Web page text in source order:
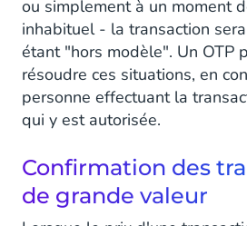
ou simplement à un moment
inhabituel - la transaction
étant "hors modèle". Un OTP
résoudre ces situations, en
personne effectuant la
qui y est autorisée.
Confirmation des
de grande valeur